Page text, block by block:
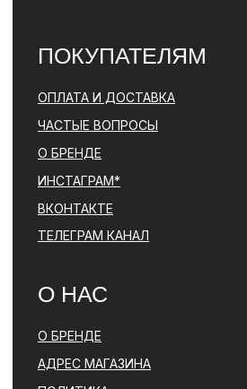
*ДЕЯТЕЛЬНОСТЬ КОМПАНИИ META (ФЕЙСБУК, ИНСТАГРАМ)
ЮРИДИЧЕСКАЯ ИНФОРМАЦИЯ
ДОГОВОР ОФЕРТЫ
© PARFBAR, 2026. ВСЕ ПРАВА ЗАЩИЩЕНЫ.